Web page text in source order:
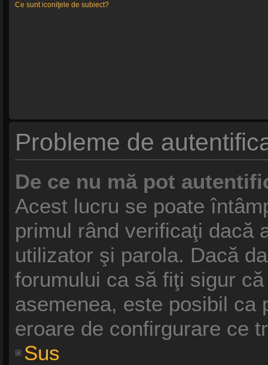
Ce sunt iconiţele de subiect?
Probleme de
De ce nu mă pot
Acest lucru se poate
primul rând verificaţi dacă
utilizator şi parola. Dacă
forumului ca să fiţi sigur
asemenea, este posibil ca
eroare de confirgurare ce
Sus